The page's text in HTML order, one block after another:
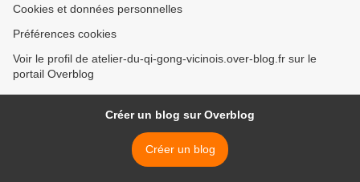
Cookies et données personnelles
Préférences cookies
Voir le profil de atelier-du-qi-gong-vicinois.over-blog.fr sur le
portail Overblog
Créer un blog sur Overblog
Créer un blog